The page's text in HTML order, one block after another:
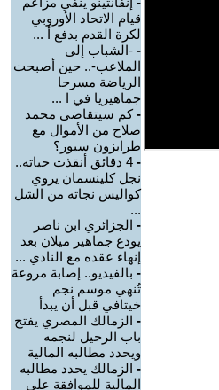
قيام الاتحاد الأوروبي
لكرة القدم بدفع أ ...
- -الشباب إلى
الملاعب-.. حين أصبحت
الرياضة مسرحا
جماهيريا في ا ...
-كم سيتقاضى محمد
صلاح من الأموال مع
طرابزون سبور؟
-
4 دقائق أنقذت حياته..
نجل كلينسمان يروي
كواليس نجاته من الشل
...
- الجزائري ابن ناصر
يودع جماهير ميلان بعد
إنهاء عقده مع النادي ...
- بالفيديو.. إصابة مروعة
تُنهي موسم نجم
خيتافي قبل أن يبدأ
- الزمالك المصري يفتح
باب الرحيل لنجمه
ويحدد مطالبه المالية
- الزمالك يحدد مطالبه
المالية للموافقة على